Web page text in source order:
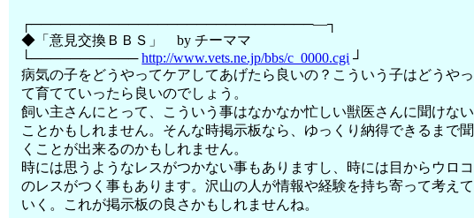
┌─────────────────────────────―┐
◆「意見交換ＢＢＳ」 by チーママ
└───────────http://www.vets.ne.jp/bbs/c_0000.cgi ┘
病気の子をどうやってケアしてあげたら良いの？こういう子はどうやっ
て育てていったら良いのでしょう。
飼い主さんにとって、こういう事はなかなか忙しい獣医さんに聞けない
ことかもしれません。そんな時掲示板なら、ゆっくり納得できるまで聞
くことが出来るのかもしれません。
時には思うようなレスがつかない事もありますし、時には目からウロコ
のレスがつく事もあります。沢山の人が情報や経験を持ち寄って考えて
いく。これが掲示板の良さかもしれませんね。